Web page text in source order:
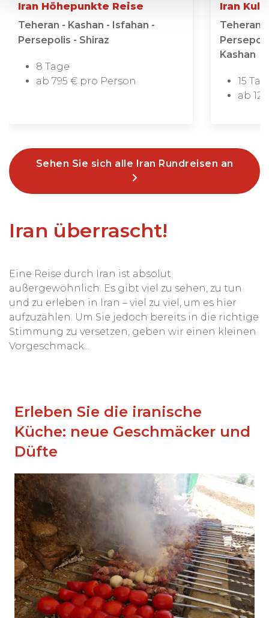
Iran Höhepunkte Reise
Teheran - Kashan - Isfahan -
Persepolis - Shiraz
8 Tage
ab 795 € pro Person
Iran
Teheran
Kashan
15
ab
Sehen Sie sich alle Iran Rundreisen an
Iran überrascht!
Eine Reise durch Iran ist absolut
außergewöhnlich. Es gibt viel zu sehen, zu tun
und zu erleben in Iran – viel zu viel, um es hier
aufzuzählen. Um Sie jedoch bereits in die richtige
Stimmung zu versetzen, geben wir einen kleinen
Vorgeschmack...
Erleben Sie die iranische
Küche: neue Geschmäcker und
Düfte